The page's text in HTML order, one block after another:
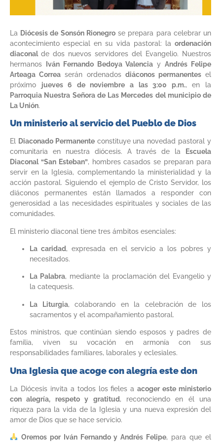
La Diócesis de Sonsón Rionegrose prepara para celebrar un
acontecimiento especial en su vida pastoral: la ordenación
diaconal de dos nuevos servidores del Evangelio. Nuestros
hermanos
Iván Fernando Bedoya Valencia yAndrés Felipe
Arteaga Correa serán ordenados diáconos permanentesel
próximo jueves 6 de noviembre a las 3:00 p.m., en la
Parroquia Nuestra Señora de Las Mercedes del municipio de
La Unión.
Un ministerio al servicio del Pueblo de Dios
El Diaconado Permanenteconstituye una novedad pastoral y
comunitaria en nuestra diócesis. A través de la
Escuela
Diaconal “San Esteban”, hombres casados se preparan para
servir en la Iglesia, complementando la ministerialidad y la
acción pastoral. Siguiendo el ejemplo de Cristo Servidor, los
diáconos permanentes están llamados a responder con
generosidad a las necesidades espirituales y sociales de las
comunidades.
El ministerio diaconal tiene tres ámbitos esenciales:
La caridad, expresada en el servicio a los pobres y
necesitados.
La Palabra, mediante la proclamación del Evangelio y
la catequesis.
La Liturgia, colaborando en la celebración de los
sacramentos y el acompañamiento pastoral.
Estos ministros, que continúan siendo esposos y padres de
familia, viven su vocación en armonía con sus
responsabilidades familiares, laborales y eclesiales.
Una Iglesia que acoge con alegría este don
La Diócesis invita a todos los fieles aacoger este ministerio
con alegría, respeto y gratitud, reconociendo en él una
riqueza para la vida de la Iglesia y una nueva expresión del
amor de Dios que se hace servicio.
Oremos por Iván Fernando y Andrés Felipe, para que el